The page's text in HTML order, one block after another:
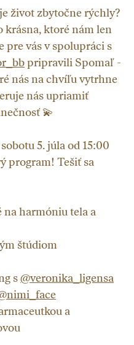
život zbytočne rýchly?
ktoré nám len
pre vás v spolupráci s
pripravili Spomaľ -
nás na chvíľu vytrhne
nás upriamiť
💫
5. júla od 15:00
program! Tešiť sa
na harmóniu tela a
štúdiom
s@veronika_ligensa
a